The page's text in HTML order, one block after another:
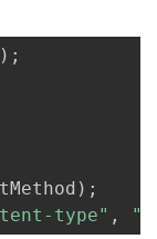
) ;
) ;
type" ,